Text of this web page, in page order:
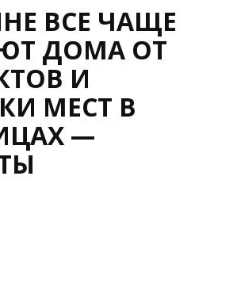
ВСЕ ЧАЩЕ
ДОМА ОТ
И
МЕСТ В
—